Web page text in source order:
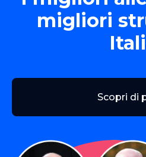
migliori
Scopri di